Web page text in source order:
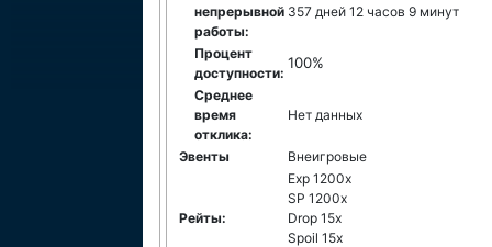
непрерывной
работы:
357 дней 12 часов 9 минут
Процент
доступности:
100%
Среднее
время
отклика:
Нет данных
Эвенты Внеигровые
Рейты:
Exp 1200x
SP 1200x
Drop 15x
Spoil 15x